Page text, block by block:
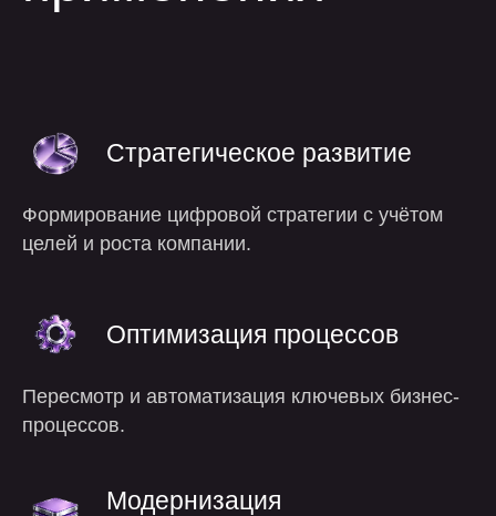
Стратегическое развитие
Формирование цифровой стратегии с учётом
целей и роста компании.
Оптимизация процессов
Пересмотр и автоматизация ключевых бизнес-
процессов.
Модернизация